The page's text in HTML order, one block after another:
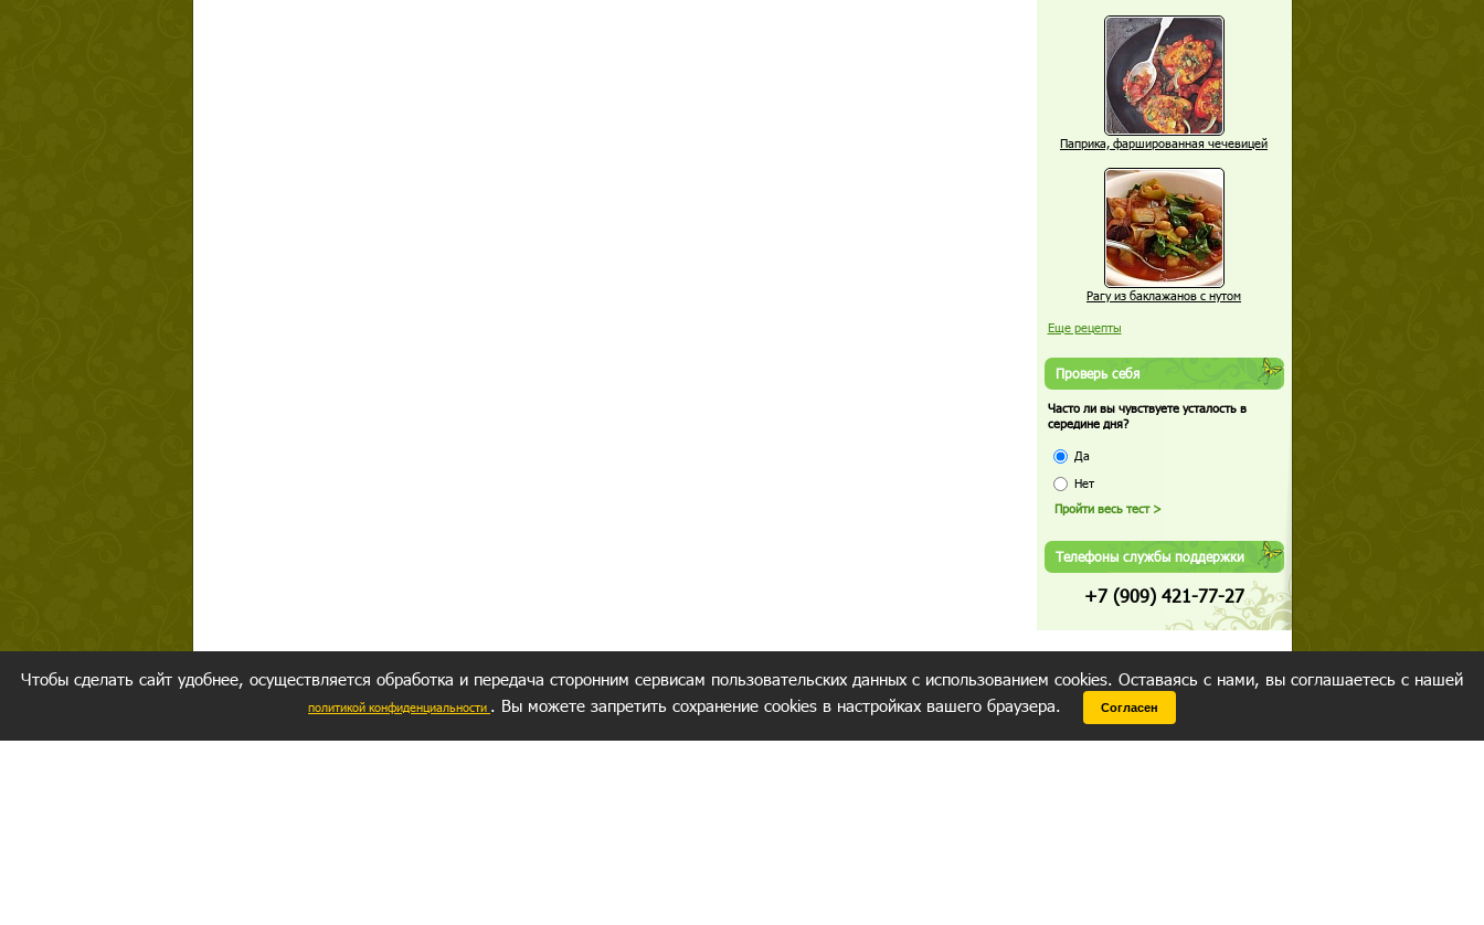
Паприка, фаршированная чечевицей
Рагу из баклажанов с нутом
Еще рецепты
Проверь себя
Часто ли вы чувствуете усталость в
середине дня?
Да
Нет
Телефоны службы поддержки
+7 (909) 421-77-27
Чтобы сделать сайт удобнее, осуществляется обработка и передача сторонним сервисам пользовательских данных с использованием cookies. Оставаясь с нами, вы соглашаетесь с нашей
политикой конфиденциальности . Вы можете запретить сохранение cookies в настройках вашего браузера. Согласен